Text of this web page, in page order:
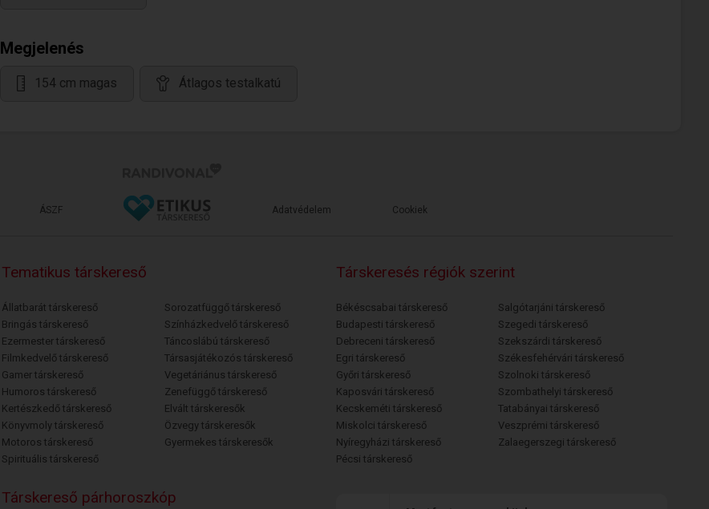
Megjelenés
154 cm magas Átlagos testalkatú
ÁSZF Adatvédelem Cookiek
Tematikus társkereső
Állatbarát társkereső
Bringás társkereső
Ezermester társkereső
Filmkedvelő társkereső
Gamer társkereső
Humoros társkereső
Kertészkedő társkereső
Könyvmoly társkereső
Motoros társkereső
Spirituális társkereső
Sorozatfüggő társkereső
Színházkedvelő társkereső
Táncoslábú társkereső
Társasjátékozós társkereső
Vegetáriánus társkereső
Zenefüggő társkereső
Elvált társkeresők
Özvegy társkeresők
Gyermekes társkeresők
Társkeresés régiók szerint
Békéscsabai társkereső
Budapesti társkereső
Debreceni társkereső
Egri társkereső
Győri társkereső
Kaposvári társkereső
Kecskeméti társkereső
Miskolci társkereső
Nyíregyházi társkereső
Pécsi társkereső
Salgótarjáni társkereső
Szegedi társkereső
Szekszárdi társkereső
Székesfehérvári társkereső
Szolnoki társkereső
Szombathelyi társkereső
Tatabányai társkereső
Veszprémi társkereső
Zalaegerszegi társkereső
Társkereső párhoroszkóp